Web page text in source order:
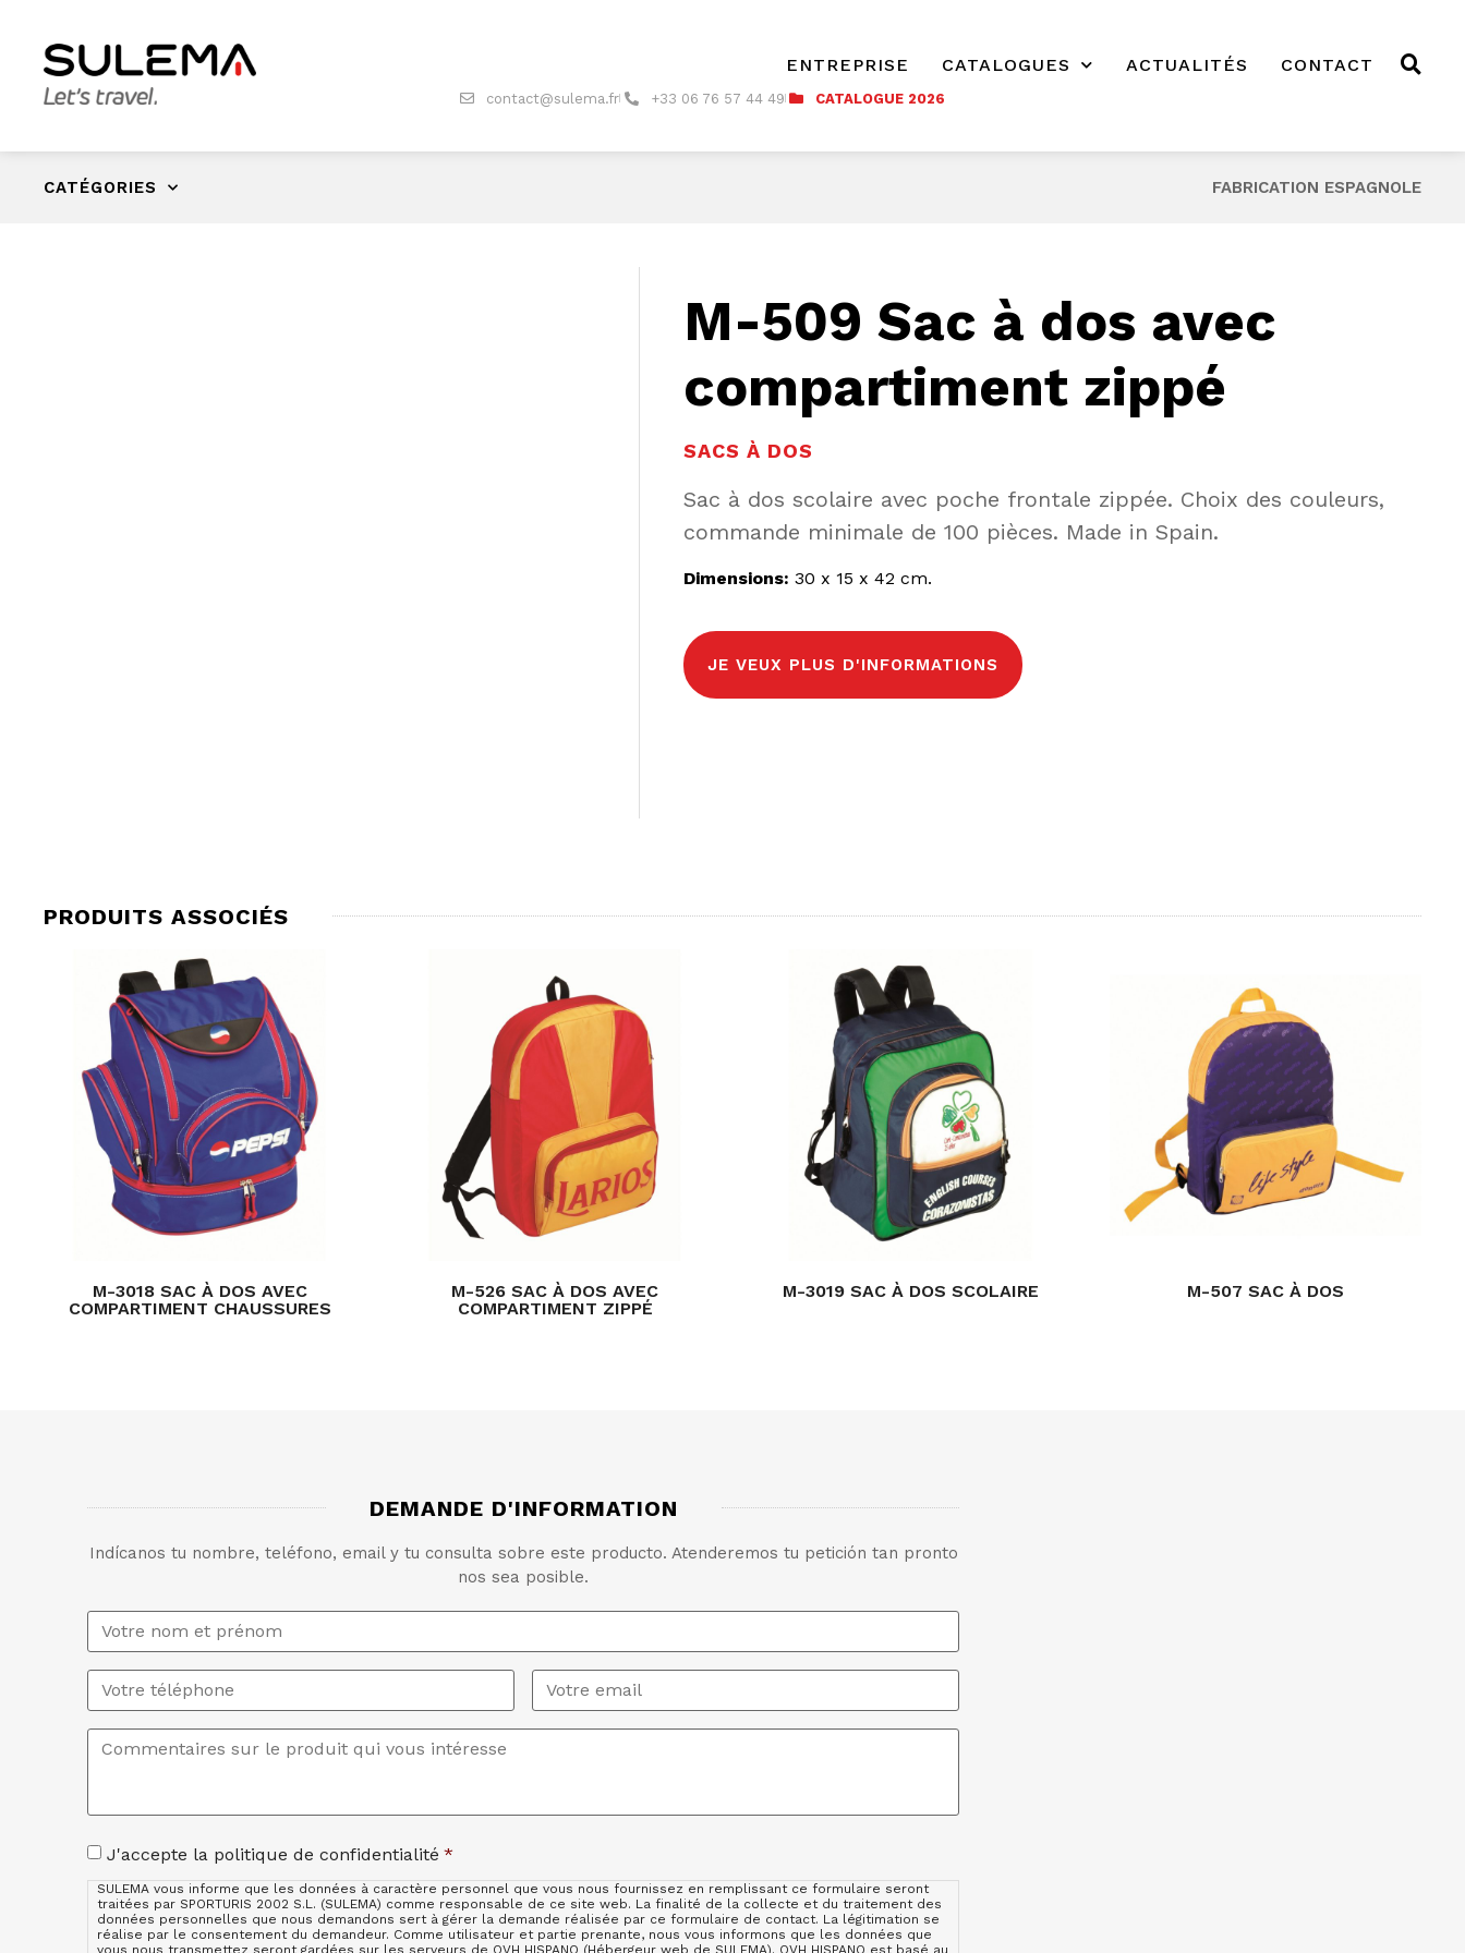
ENTREPRISE CATALOGUES ACTUALITÉS CONTACT
contact@sulema.fr +33 06 76 57 44 49 CATALOGUE 2026
CATÉGORIES FABRICATION ESPAGNOLE
M-509 Sac à dos avec
compartiment zippé
SACS À DOS
Sac à dos scolaire avec poche frontale zippée. Choix des couleurs,
commande minimale de 100 pièces. Made in Spain.
Dimensions: 30 x 15 x 42 cm.
JE VEUX PLUS D'INFORMATIONS
PRODUITS ASSOCIÉS
M-3018 SAC À DOS AVEC
COMPARTIMENT CHAUSSURES
M-526 SAC À DOS AVEC
COMPARTIMENT ZIPPÉ
M-3019 SAC À DOS SCOLAIRE M-507 SAC À DOS
DEMANDE D'INFORMATION
Indícanos tu nombre, teléfono, email y tu consulta sobre este producto. Atenderemos tu petición tan pronto
nos sea posible.
Nom
et
Téléphone Email
Commentaires
Acceptation
la
politique
de
J'accepte la politique de confidentialité *
SULEMA vous informe que les données à caractère personnel que vous nous fournissez en remplissant ce formulaire seront
traitées par SPORTURIS 2002 S.L. (SULEMA) comme responsable de ce site web. La finalité de la collecte et du traitement des
données personnelles que nous demandons sert à gérer la demande réalisée par ce formulaire de contact. La légitimation se
réalise par le consentement du demandeur. Comme utilisateur et partie prenante, nous vous informons que les données que
vous nous transmettez seront gardées sur les serveurs de OVH HISPANO (Hébergeur web de SULEMA). OVH HISPANO est basé au